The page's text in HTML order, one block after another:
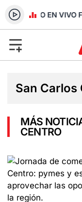
RADIO EN VIVO
San Carlos
MÁS
CENTRO